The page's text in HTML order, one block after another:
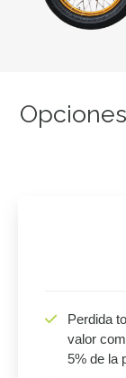
Perdida
valor
5% de la